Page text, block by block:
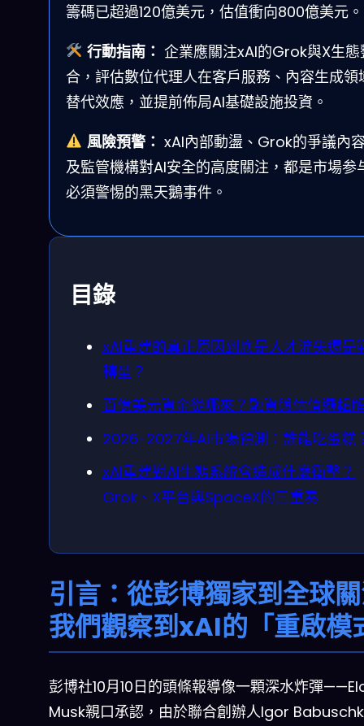
籌碼已超過120億美元，估值衝向800億美元。
行動指南： 企業應關注xAI的Grok與X生態
合，評估數位代理人在客戶服務、內容生成領
替代效應，並提前佈局AI基礎設施投資。
風險預警： xAI內部動盪、Grok的爭議內
及監管機構對AI安全的高度關注，都是市場参
必須警惕的黑天鵝事件。
目錄
xAI重建的真正原因到底是人才流失還是
轉型？
百億美元資金從哪來？融資與估值邏輯
2026-2027年AI市場預測：誰能吃蛋糕
xAI重建對AI生態系統會造成什麼衝擊？
Grok、X平台與SpaceX的三重奏
引言：從彭博獨家到全球
我們觀察到xAI的「重啟模
彭博社10月10日的頭條報導像一顆深水炸彈
Musk親口承認，由於聯合創辦人Igor